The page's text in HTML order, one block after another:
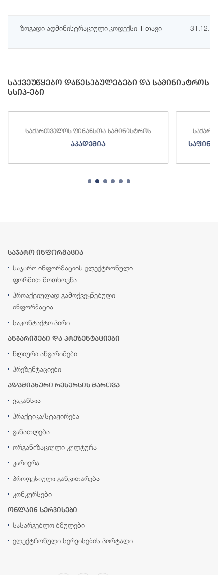
ზოგადი ადმინისტრაციული კოდექსი III თავი
საქვეუწყებო დაწესებულებები და სამინისტროს
სსიპ-ები
საქართველოს ფინანსთა სამინისტროს
აკადემია
საჯარო ინფორმაცია
საჯარო ინფორმაციის ელექტრონული
ფორმით მოთხოვნა
პროაქტიულად გამოქვეყნებული
ინფორმაცია
საკონტაქტო პირი
ანგარიშები და პრეზენტაციები
წლიური ანგარიშები
პრეზენტაციები
ადამიანური რესურსის მართვა
ვაკანსია
პრაქტიკა/სტაჟირება
განათლება
ორგანიზაციული კულტურა
კარიერა
პროფესიული განვითარება
კონკურსები
ონლაინ სერვისები
სასარგებლო ბმულები
ელექტრონული სერვისების პორტალი